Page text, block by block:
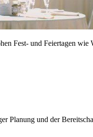
Fest- und Feiertagen wie
Planung und der